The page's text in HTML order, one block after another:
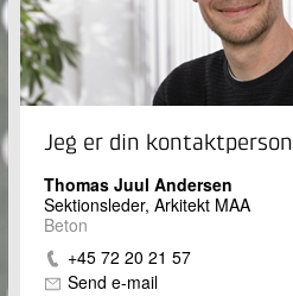
Jeg er din kontaktperson
Thomas Juul Andersen
Sektionsleder, Arkitekt MAA
Beton
+45 72 20 21 57
Send e-mail